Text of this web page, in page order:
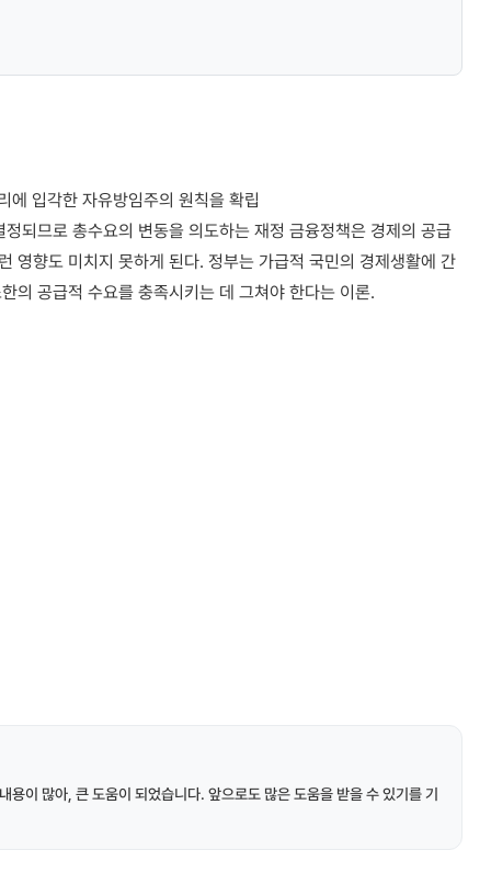
입각한 자유방임주의 원칙을 확립
되므로 총수요의 변동을 의도하는 재정 금융정책은 경제의 공급
영향도 미치지 못하게 된다. 정부는 가급적 국민의 경제생활에 간
의 공급적 수요를 충족시키는 데 그쳐야 한다는 이론.
이 많아, 큰 도움이 되었습니다. 앞으로도 많은 도움을 받을 수 있기를 기